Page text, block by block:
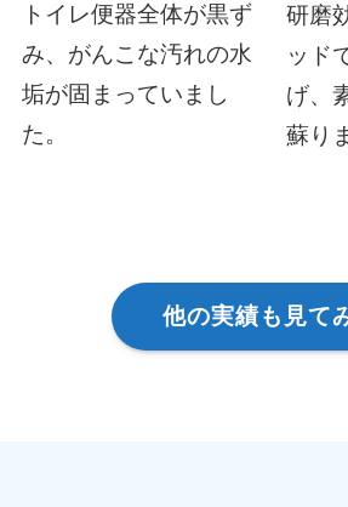
トイレ便器全体が黒ず
み、がんこな汚れの水
垢が固まっていまし
た。
研磨
ッド
げ、
蘇り
他の実績も見て